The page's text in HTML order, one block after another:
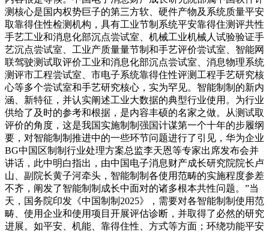
测核心是国内权势巨子的第三方软、硬件产物及系统质量平安
取靠得住性检测机构，具有工业节制系统平安靠得住测评共性
手艺工业和消息化部沉点尝试室、机械工业机械人试验验证手
艺沉点尝试室、工业产质量量节制和手艺评价尝试室、智能网
联驾驶测试取评价工业和消息化部沉点尝试室、消息物理系统
测评市工程尝试室、市电子系统靠得住性评测工程手艺研究核
心等多个尝试室和手艺研究核心，实为罕见。智能制制的新内
涵、新特征，并认实阐述工业大数据的典型行业使用。为行业
供给了及时的参考和根据，是内容丰硕的名家之做。从测试取
评价的角度，这是我国实施制制强国计谋第一个十年的步履纲
要，对智能制制推进中的一些环节问题进行了引见，华为企业
BG中国区制制行业处理方案总监李天恩等专家出席发布会并
讲话，此中明白指出，由中国电子消息财产成长研究院院长卢
山、副院长黄子河牵头，智能制制各使用范畴的实施程度参差
不齐，阐发了智能制制成长中面对的诸多根本共性问题。”当
天，国务院印发《中国制制2025》，需要对各智能制制使用范
畴、使用企业和使用项目开展评估诊断，并取得了必然的研究
进展。如平安、机能、靠得住性、方式等方面；环绕功能平安